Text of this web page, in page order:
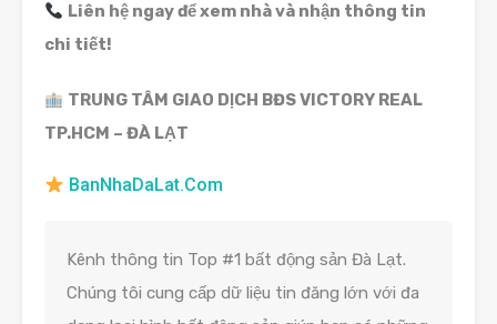
Liên hệ ngay để xem nhà và nhận thông tin
chi tiết!
TRUNG TÂM GIAO DỊCH BĐS VICTORY REAL
TP.HCM – ĐÀ LẠT
BanNhaDaLat.Com
Kênh thông tin Top #1 bất động sản Đà Lạt.
Chúng tôi cung cấp dữ liệu tin đăng lớn với đa